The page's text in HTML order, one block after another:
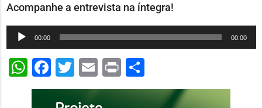
Acompanhe a entrevista na íntegra!
Tocador
de
áudio
00:00 00:00
WhatsApp
Facebook
Twitter
Email
PrintShare